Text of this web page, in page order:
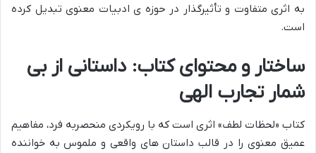
به اثری متفاوت و تأثیرگذار در حوزه ی ادبیات معنوی تبدیل کرده
است.
ساختار و محتوای کتاب: داستانی از بی
شمار تجارب الهی
کتاب «لحظات لطف» اثری است که با رویکردی منحصربه فرد، مفاهیم
عمیق معنوی را در قالب داستان های واقعی و ملموس به خواننده